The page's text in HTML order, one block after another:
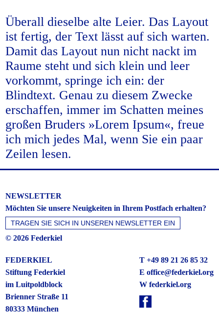
Überall dieselbe alte Leier. Das Layout
ist fertig, der Text lässt auf sich warten.
Damit das Layout nun nicht nackt im
Raume steht und sich klein und leer
vorkommt, springe ich ein: der
Blindtext. Genau zu diesem Zwecke
erschaffen, immer im Schatten meines
großen Bruders »Lorem Ipsum«, freue
ich mich jedes Mal, wenn Sie ein paar
Zeilen lesen.
NEWSLETTER
Möchten Sie unsere Neuigkeiten in Ihrem Postfach erhalten?
© 2026 Federkiel
FEDERKIEL
Stiftung Federkiel
im Luitpoldblock
Brienner Straße 11
80333 München
T +49 89 21 26 85 32
E office@federkiel.org
W federkiel.org